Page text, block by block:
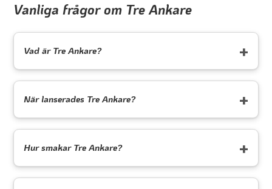
Vanliga frågor om Tre Ankare
Vad är Tre Ankare?
När lanserades Tre Ankare?
Hur smakar Tre Ankare?